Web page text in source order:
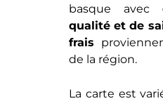
cómo no…?! ),
decèpes (
œuf cuit à
des couteaux